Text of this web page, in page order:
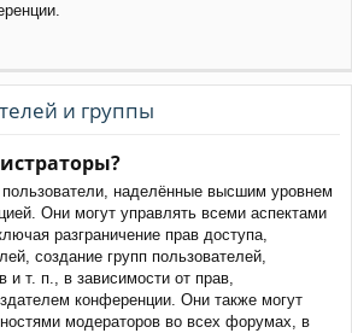
и группы
наделённые высшим уровнем
Они могут управлять всеми аспектами
разграничение прав доступа,
создание групп пользователей,
и т. п., в зависимости от прав,
конференции. Они также могут
модераторов во всех форумах, в